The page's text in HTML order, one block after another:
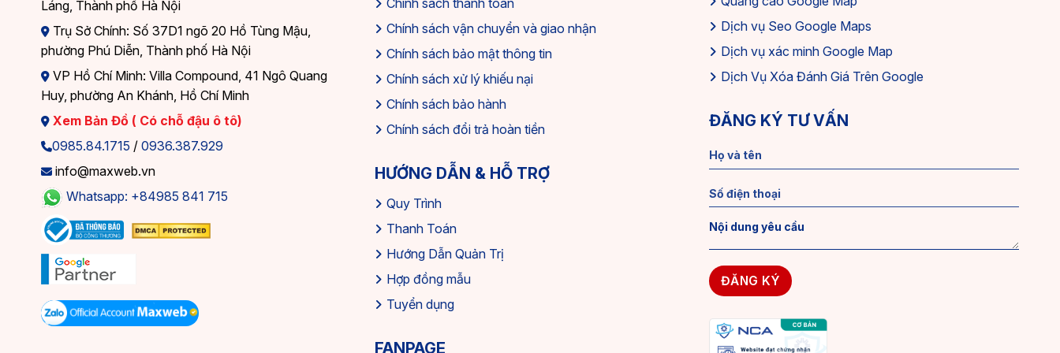
Láng, Thành phố Hà Nội
Trụ Sở Chính: Số 37D1 ngõ 20 Hồ Tùng Mậu,
phường Phú Diễn, Thành phố Hà Nội
VP Hồ Chí Minh: Villa Compound, 41 Ngô Quang
Huy, phường An Khánh, Hồ Chí Minh
Xem Bản Đồ ( Có chỗ đậu ô tô)
0985.84.1715 / 0936.387.929
info@maxweb.vn
Whatsapp: +84985 841 715
Chính sách thanh toán
Chính sách vận chuyển và giao nhận
Chính sách bảo mật thông tin
Chính sách xử lý khiếu nại
Chính sách bảo hành
Chính sách đổi trả hoàn tiền
HƯỚNG DẪN & HỖ TRỢ
Quy Trình
Thanh Toán
Hướng Dẫn Quản Trị
Hợp đồng mẫu
Tuyển dụng
FANPAGE
Dịch vụ Seo Google Maps
Dịch vụ xác minh Google Map
Dịch Vụ Xóa Đánh Giá Trên Google
ĐĂNG KÝ TƯ VẤN